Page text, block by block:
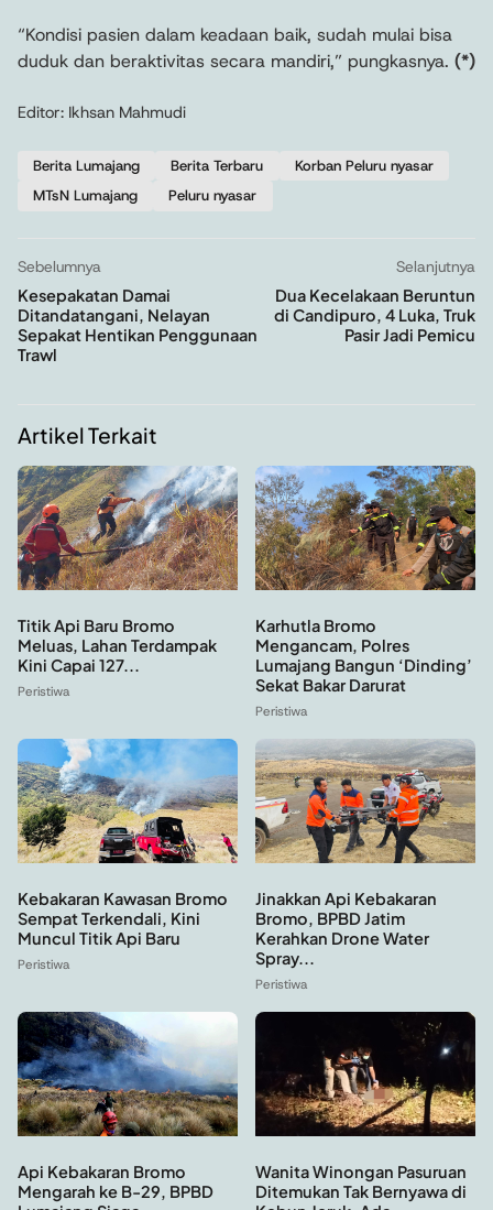
“Kondisi pasien dalam keadaan baik, sudah mulai bisa
duduk dan beraktivitas secara mandiri,” pungkasnya. (*)
Editor: Ikhsan Mahmudi
Berita Lumajang Berita Terbaru
Korban Peluru nyasar
MTsN Lumajang
Peluru nyasar
Sebelumnya
Kesepakatan Damai
Ditandatangani, Nelayan
Sepakat Hentikan Penggunaan
Trawl
Selanjutnya
Dua Kecelakaan Beruntun
di Candipuro, 4 Luka, Truk
Pasir Jadi Pemicu
Artikel Terkait
Titik Api Baru Bromo
Meluas, Lahan Terdampak
Kini Capai 127...
Peristiwa
Karhutla Bromo
Mengancam, Polres
Lumajang Bangun ‘Dinding’
Sekat Bakar Darurat
Peristiwa
Kebakaran Kawasan Bromo
Sempat Terkendali, Kini
Muncul Titik Api Baru
Peristiwa
Jinakkan Api Kebakaran
Bromo, BPBD Jatim
Kerahkan Drone Water
Spray...
Peristiwa
Api Kebakaran Bromo
Mengarah ke B-29, BPBD
Wanita Winongan Pasuruan
Ditemukan Tak Bernyawa di